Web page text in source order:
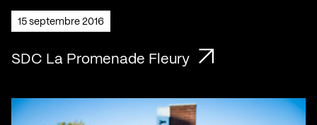
15 septembre 2016
SDC La Promenade Fleury